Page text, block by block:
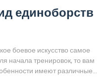
единоборств
боевое искусство самое
начала тренировок, то вам
имеют различные